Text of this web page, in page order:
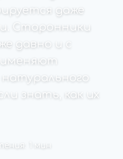
даже
Сторонники
давно и с
знать, как их
1 мин